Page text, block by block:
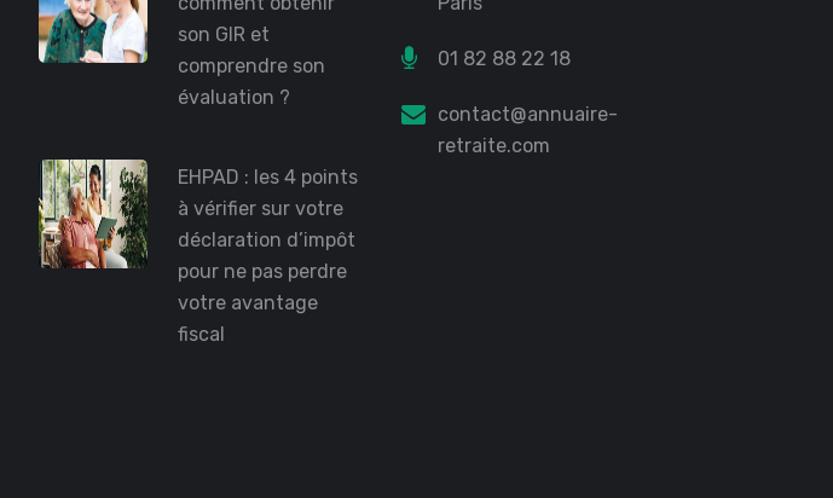
son GIR et
comprendre son
évaluation ?
EHPAD : les 4 points
à vérifier sur votre
déclaration d’impôt
pour ne pas perdre
votre avantage
fiscal
01 82 88 22 18
contact@annuaire-
retraite.com